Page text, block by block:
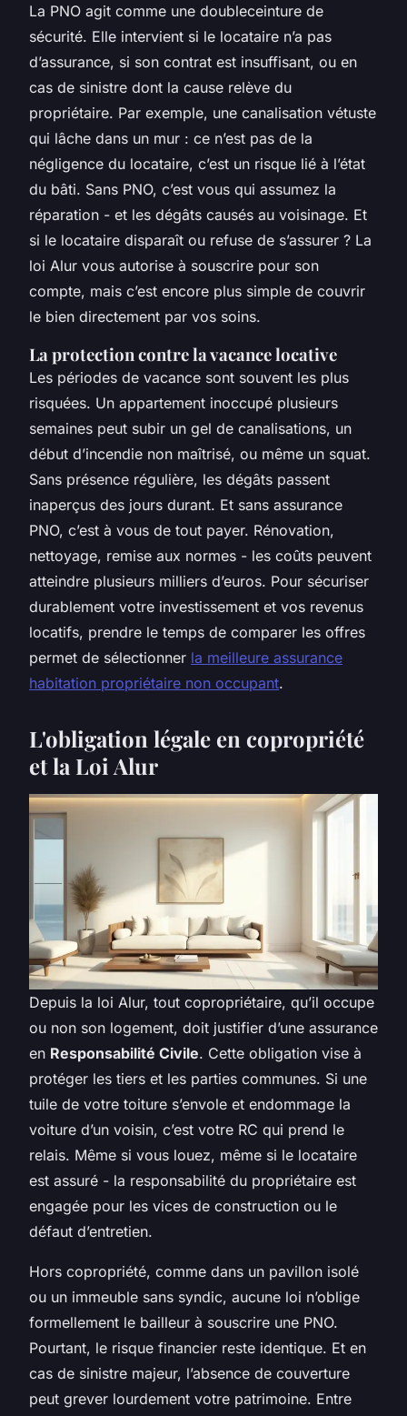
La PNO agit comme une doubleceinture de
sécurité. Elle intervient si le locataire n’a pas
d’assurance, si son contrat est insuffisant, ou en
cas de sinistre dont la cause relève du
propriétaire. Par exemple, une canalisation vétuste
qui lâche dans un mur : ce n’est pas de la
négligence du locataire, c’est un risque lié à l’état
du bâti. Sans PNO, c’est vous qui assumez la
réparation - et les dégâts causés au voisinage. Et
si le locataire disparaît ou refuse de s’assurer ? La
loi Alur vous autorise à souscrire pour son
compte, mais c’est encore plus simple de couvrir
le bien directement par vos soins.
La protection contre la vacance locative
Les périodes de vacance sont souvent les plus
risquées. Un appartement inoccupé plusieurs
semaines peut subir un gel de canalisations, un
début d’incendie non maîtrisé, ou même un squat.
Sans présence régulière, les dégâts passent
inaperçus des jours durant. Et sans assurance
PNO, c’est à vous de tout payer. Rénovation,
nettoyage, remise aux normes - les coûts peuvent
atteindre plusieurs milliers d’euros. Pour sécuriser
durablement votre investissement et vos revenus
locatifs, prendre le temps de comparer les offres
permet de sélectionner la meilleure assurance
habitation propriétaire non occupant.
L'obligation légale en copropriété
et la Loi Alur
Depuis la loi Alur, tout copropriétaire, qu’il occupe
ou non son logement, doit justifier d’une assurance
en Responsabilité Civile. Cette obligation vise à
protéger les tiers et les parties communes. Si une
tuile de votre toiture s’envole et endommage la
voiture d’un voisin, c’est votre RC qui prend le
relais. Même si vous louez, même si le locataire
est assuré - la responsabilité du propriétaire est
engagée pour les vices de construction ou le
défaut d’entretien.
Hors copropriété, comme dans un pavillon isolé
ou un immeuble sans syndic, aucune loi n’oblige
formellement le bailleur à souscrire une PNO.
Pourtant, le risque financier reste identique. Et en
cas de sinistre majeur, l’absence de couverture
peut grever lourdement votre patrimoine. Entre